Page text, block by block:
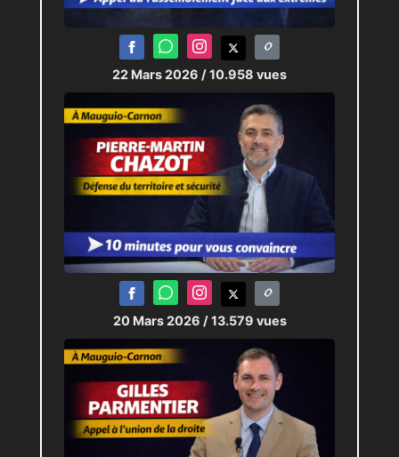
22 Mars 2026 / 10.958 vues
20 Mars 2026 / 13.579 vues